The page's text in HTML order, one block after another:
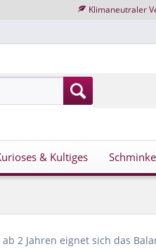
Klimaneutraler
& Kultiges
2 Jahren eignet sich das